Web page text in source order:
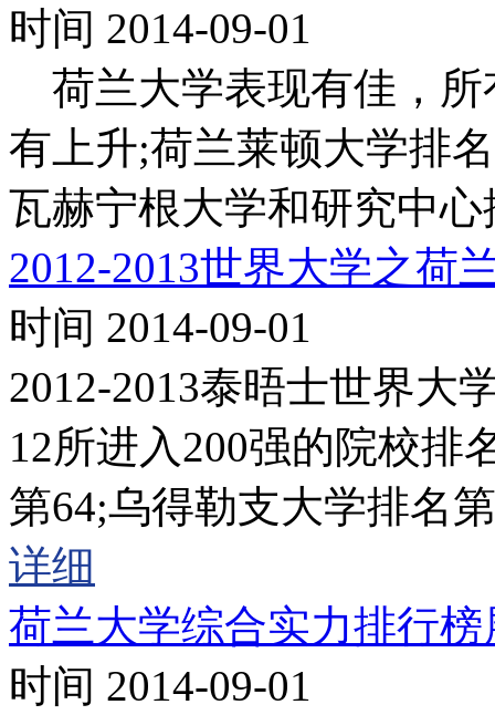
时间 2014-09-01
荷兰大学表现有佳，所
有上升;荷兰莱顿大学排
瓦赫宁根大学和研究中心
2012-2013世界大学之荷
时间 2014-09-01
2012-2013泰晤士世界大
12所进入200强的院校排
第64;乌得勒支大学排名
详细
荷兰大学综合实力排行榜
时间 2014-09-01